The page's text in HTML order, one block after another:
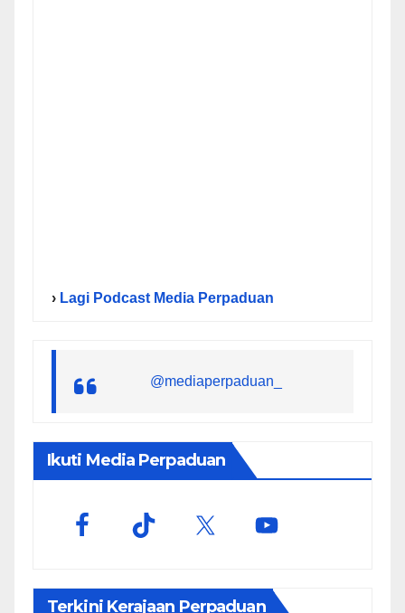
› Lagi Podcast Media Perpaduan
@mediaperpaduan_
Ikuti Media Perpaduan
Terkini Kerajaan Perpaduan